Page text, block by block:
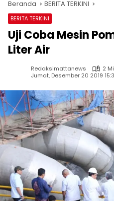
Beranda BERITA TERKINI
BERITA TERKINI
Uji Coba Mesin
Liter Air
Redaksimattanews
2
Jumat, Desember 20 2019